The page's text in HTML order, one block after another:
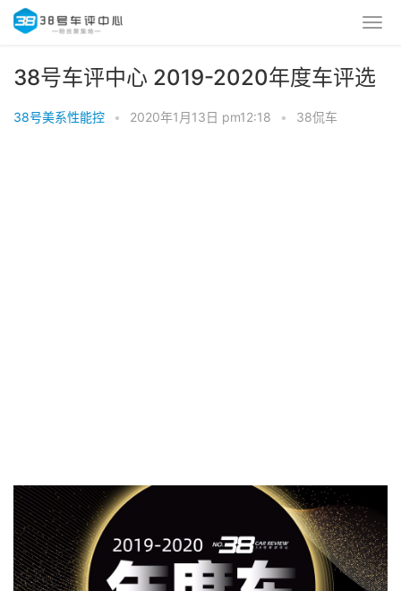
38号车评中心 2019-2020年度车评选
38号美系性能控 • 2020年1月13日 pm12:18 • 38侃车